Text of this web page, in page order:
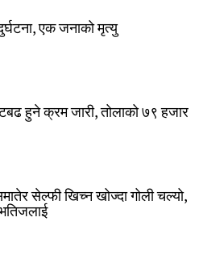
एक जनाको मृत्यु
हुने क्रम जारी, तोलाको ७९ हजार
सेल्फी खिच्न खोज्दा गोली चल्यो,